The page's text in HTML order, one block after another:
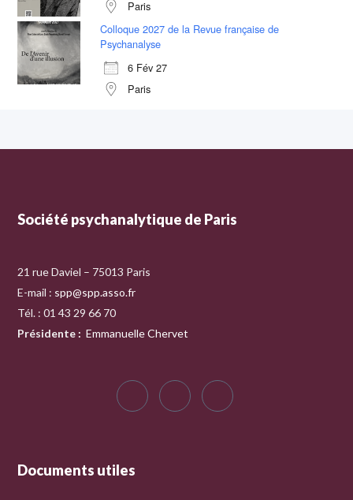
Paris
Colloque 2027 de la Revue française de
Psychanalyse
6 Fév 27
Paris
Société psychanalytique de Paris
21 rue Daviel – 75013 Paris
E-mail : spp@spp.asso.fr
Tél. : 01 43 29 66 70
Présidente : Emmanuelle Chervet
Documents utiles